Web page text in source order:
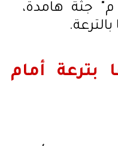
جثة هامدة،
أمام